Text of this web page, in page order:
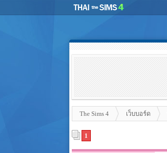
The Sims 4 เว็บบอร์ด
1